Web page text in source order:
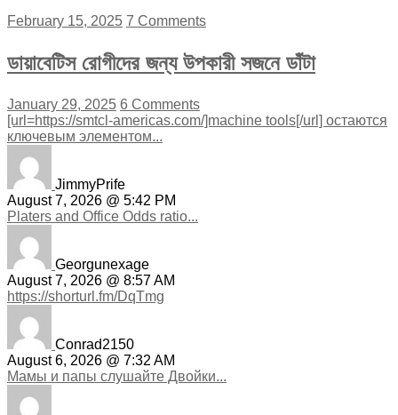
February 15, 2025 7 Comments
ডায়াবেটিস রোগীদের জন্য উপকারী সজনে ডাঁটা
January 29, 2025 6 Comments
[url=https://smtcl-americas.com/]machine tools[/url] остаются
ключевым элементом...
JimmyPrife
August 7, 2026 @ 5:42 PM
Platers and Office Odds ratio...
Georgunexage
August 7, 2026 @ 8:57 AM
https://shorturl.fm/DqTmg
Conrad2150
August 6, 2026 @ 7:32 AM
Мамы и папы слушайте Двойки...